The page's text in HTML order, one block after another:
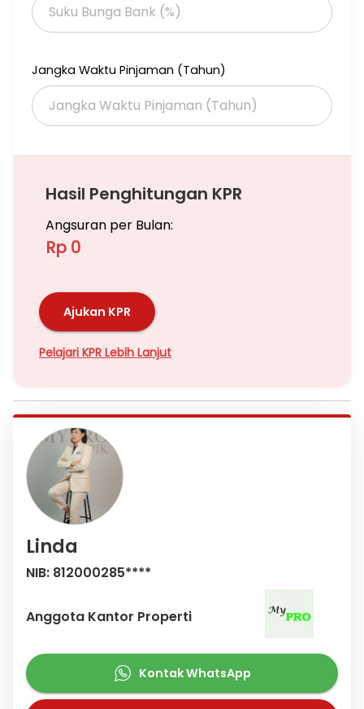
Jangka Waktu Pinjaman (Tahun)
Hasil Penghitungan KPR
Angsuran per Bulan:
Rp 0
Ajukan KPR
Pelajari KPR Lebih Lanjut
Linda
NIB: 812000285****
Anggota Kantor Properti
Kontak WhatsApp